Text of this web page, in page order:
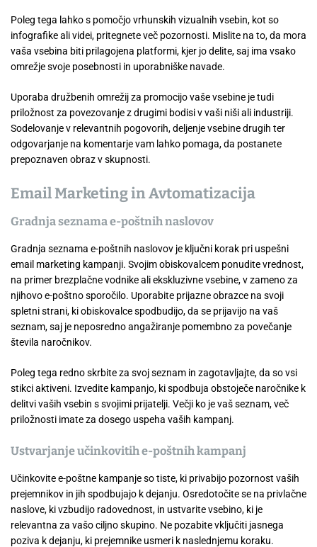
Poleg tega lahko s pomočjo vrhunskih vizualnih vsebin, kot so
infografike ali videi, pritegnete več pozornosti. Mislite na to, da mora
vaša vsebina biti prilagojena platformi, kjer jo delite, saj ima vsako
omrežje svoje posebnosti in uporabniške navade.
Uporaba družbenih omrežij za promocijo vaše vsebine je tudi
priložnost za povezovanje z drugimi bodisi v vaši niši ali industriji.
Sodelovanje v relevantnih pogovorih, deljenje vsebine drugih ter
odgovarjanje na komentarje vam lahko pomaga, da postanete
prepoznaven obraz v skupnosti.
Email Marketing in Avtomatizacija
Gradnja seznama e-poštnih naslovov
Gradnja seznama e-poštnih naslovov je ključni korak pri uspešni
email marketing kampanji. Svojim obiskovalcem ponudite vrednost,
na primer brezplačne vodnike ali ekskluzivne vsebine, v zameno za
njihovo e-poštno sporočilo. Uporabite prijazne obrazce na svoji
spletni strani, ki obiskovalce spodbudijo, da se prijavijo na vaš
seznam, saj je neposredno angažiranje pomembno za povečanje
števila naročnikov.
Poleg tega redno skrbite za svoj seznam in zagotavljajte, da so vsi
stikci aktiveni. Izvedite kampanjo, ki spodbuja obstoječe naročnike k
delitvi vaših vsebin s svojimi prijatelji. Večji ko je vaš seznam, več
priložnosti imate za dosego uspeha vaših kampanj.
Ustvarjanje učinkovitih e-poštnih kampanj
Učinkovite e-poštne kampanje so tiste, ki privabijo pozornost vaših
prejemnikov in jih spodbujajo k dejanju. Osredotočite se na privlačne
naslove, ki vzbudijo radovednost, in ustvarite vsebino, ki je
relevantna za vašo ciljno skupino. Ne pozabite vključiti jasnega
poziva k dejanju, ki prejemnike usmeri k naslednjemu koraku.